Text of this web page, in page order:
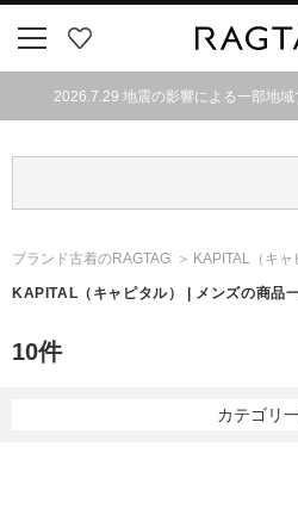
気
2026.7.29 地震の影響による一部地
ブランド古着のRAGTAG KAPITAL （キャ
KAPITAL （キャピタル） | メンズの商品
10件
カテゴリ